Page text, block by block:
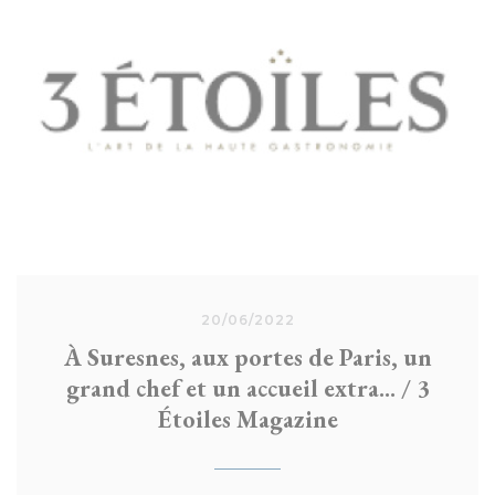
raison la semaine du 15 août ! Esterelle Payany
20/06/2022
À Suresnes, aux portes de Paris, un
grand chef et un accueil extra... / 3
Étoiles Magazine